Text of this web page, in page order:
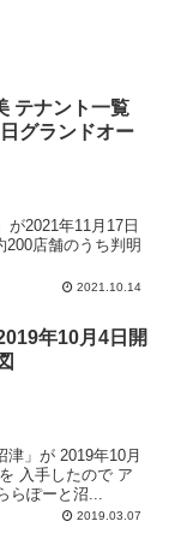
テナント一覧
グランドオー
が2021年11月17日
200店舗のうち判明
2021.10.14
年10月4日開
しておきます。 ■テナント一覧はコチラ～ ららぽーと沼...
2019.03.07